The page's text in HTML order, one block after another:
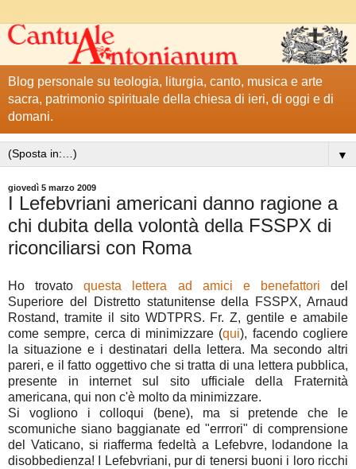
Blog personale su teologia, liturgia, canto, musica e arte
sacra, patrimonio spirituale della chiesa di ieri, di oggi e di
domani.
▼
giovedì 5 marzo 2009
I Lefebvriani americani danno ragione a
chi dubita della volontà della FSSPX di
riconciliarsi con Roma
Ho trovatoquesta lettera ad amici e benefattori del
Superiore del Distretto statunitense della FSSPX, Arnaud
Rostand, tramite il sito WDTPRS. Fr. Z, gentile e amabile
come sempre, cerca di minimizzare (qui), facendo cogliere
la situazione e i destinatari della lettera. Ma secondo altri
pareri, e il fatto oggettivo che si tratta di una lettera pubblica,
presente in internet sul sito ufficiale della Fraternità
americana, qui non c'è molto da minimizzare.
Si vogliono i colloqui (bene), ma si pretende che le
scomuniche siano baggianate ed "errrori" di comprensione
del Vaticano, si riafferma fedeltà a Lefebvre, lodandone la
disobbedienza! I Lefebvriani, pur di tenersi buoni i loro ricchi